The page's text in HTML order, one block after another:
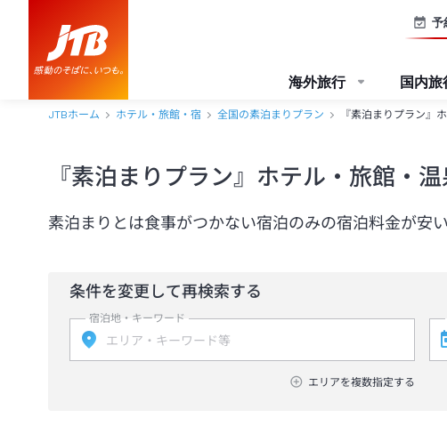
予
海外旅行 国内旅
JTBホーム ホテル・旅館・宿 全国の素泊まりプラン 『素泊まりプラン』
『素泊まりプラン』ホテル・旅館・
素泊まりとは食事がつかない宿泊のみの宿泊料金が
条件を変更して再検索する
宿泊地・キーワード
エリアを複数指定する